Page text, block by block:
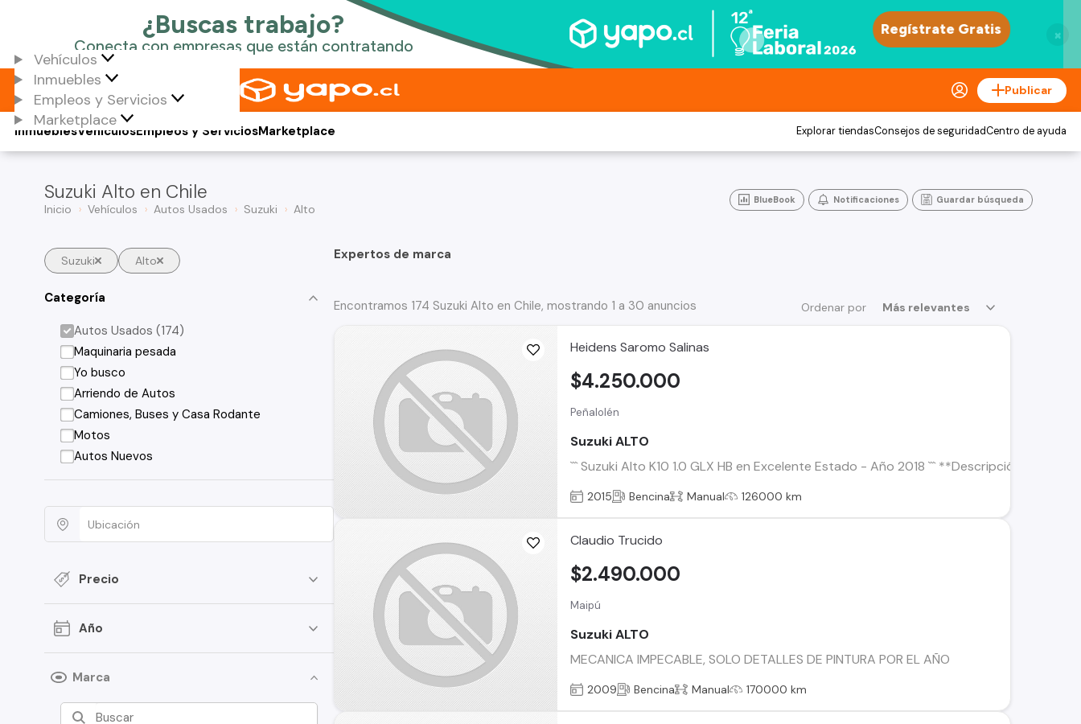
×
Vehículos
Inmuebles
Empleos y Servicios
Marketplace
Publicar
Vehículos
Inmuebles Empleos y ServiciosMarketplace Explorar tiendasConsejos de seguridadCentro de ayuda
Suzuki Alto en Chile
Inicio Vehículos Autos Usados Suzuki Alto
BlueBook Notificaciones Guardar búsqueda
Suzuki Alto
Categoría
Autos Usados (174)
Maquinaria pesada
Yo busco
Arriendo de Autos
Camiones, Buses y Casa Rodante
Motos
Autos Nuevos
Precio
Año
Marca
Expertos de marca
Ordenar por Más relevantes
Encontramos 174 Suzuki Alto en Chile, mostrando 1 a 30 anuncios
Heidens Saromo Salinas
Peñalolén
Suzuki ALTO
``` Suzuki Alto K10 1.0 GLX HB en Excelente Estado - Año 2018 ``` **Descripción:**
$4.250.000
2015 Bencina Manual 126000 km
Claudio Trucido
Maipú
Suzuki ALTO
MECANICA IMPECABLE, SOLO DETALLES DE PINTURA POR EL AÑO
$2.490.000
2009 Bencina Manual 170000 km